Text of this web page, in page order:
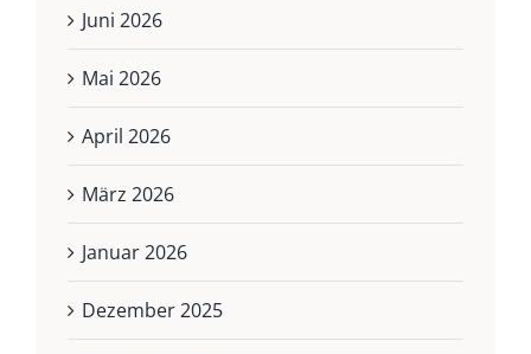
Juni 2026
Mai 2026
April 2026
März 2026
Januar 2026
Dezember 2025